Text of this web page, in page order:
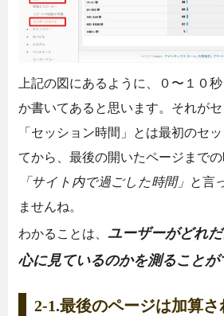
上記の図にあるように、０〜１０
か書いてあると思います。それがセ
「セッション時間」とは最初のセ
てから、最後の開いたページまでの
「サイト内で過ごした時間」 と言
ませんね。
わかることは、ユーザーがどれ
心に見ているのかを測ることが
2-1.最後のページは加算さ